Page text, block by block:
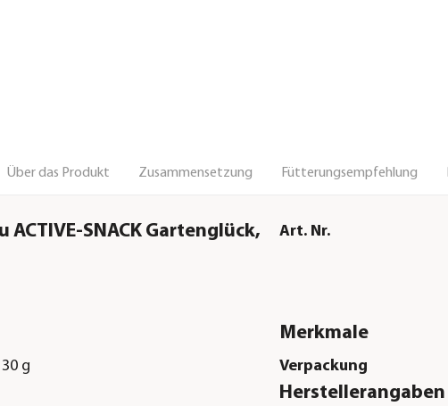
Über das Produkt Zusammensetzung Fütterungsempfehlung
ACTIVE-SNACK Gartenglück,
Art. Nr.
30 g
Merkmale
Verpackung
Herstellerangaben